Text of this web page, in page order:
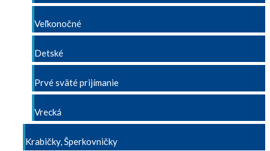
Veľkonočné
Detské
Prvé sväté prijímanie
Vrecká
Krabičky, Šperkovničky